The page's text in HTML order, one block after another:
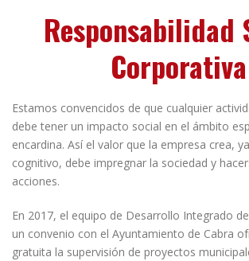
Responsabilidad
Corporativa
Estamos convencidos de que cualquier
debe tener un impacto social en el ámbito
encardina. Así el valor que la empresa crea,
cognitivo, debe impregnar la sociedad y
acciones.
En 2017, el equipo de Desarrollo Integrado
un convenio con el Ayuntamiento de Cabra
gratuita la supervisión de proyectos